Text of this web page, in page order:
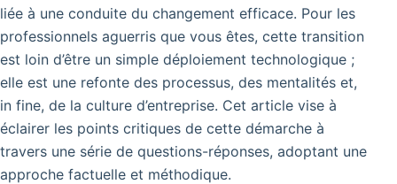
liée à une conduite du changement efficace. Pour les
professionnels aguerris que vous êtes, cette transition
est loin d’être un simple déploiement technologique ;
elle est une refonte des processus, des mentalités et,
in fine, de la culture d’entreprise. Cet article vise à
éclairer les points critiques de cette démarche à
travers une série de questions-réponses, adoptant une
approche factuelle et méthodique.